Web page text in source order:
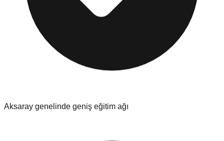
Aksaray genelinde geniş eğitim ağı